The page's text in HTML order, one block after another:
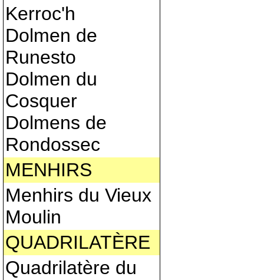
Kerroc'h
Dolmen de
Runesto
Dolmen du
Cosquer
Dolmens de
Rondossec
MENHIRS
Menhirs du Vieux
Moulin
QUADRILATÈRE
Quadrilatère du